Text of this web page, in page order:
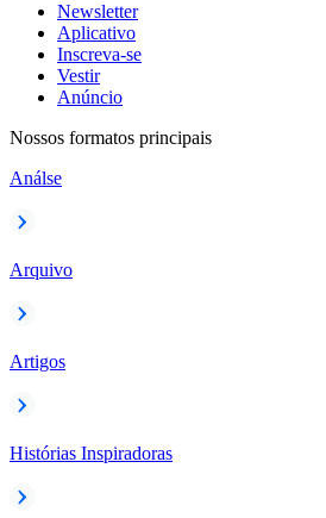
Newsletter
Aplicativo
Inscreva-se
Vestir
Anúncio
Nossos formatos principais
Análse
Arquivo
Artigos
Histórias Inspiradoras